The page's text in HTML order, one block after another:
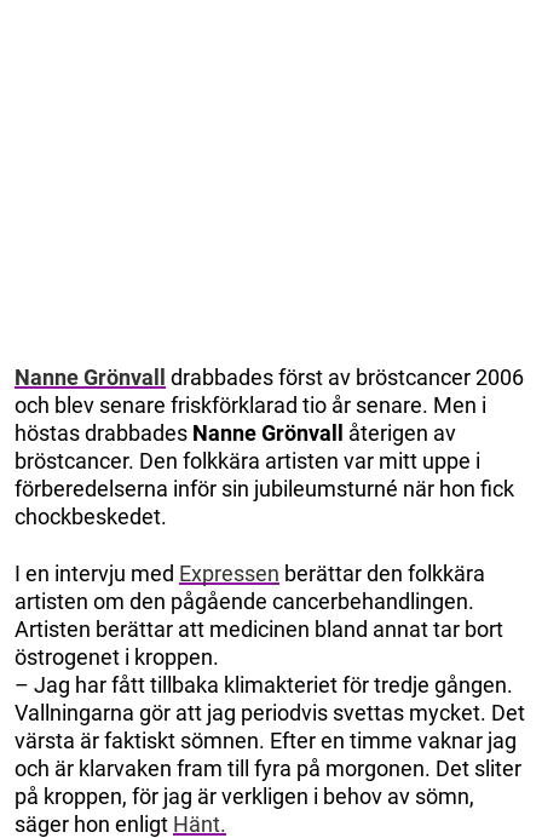
Nanne Grönvall
drabbades först av bröstcancer 2006
och blev senare friskförklarad tio år senare. Men i
höstas drabbades Nanne Grönvall
återigen av
bröstcancer. Den folkkära artisten var mitt uppe i
förberedelserna inför sin jubileumsturné när hon fick
chockbeskedet.
I en intervju med Expressen berättar den folkkära
artisten om den pågående cancerbehandlingen.
Artisten berättar att medicinen bland annat tar bort
östrogenet i kroppen.
– Jag har fått tillbaka klimakteriet för tredje gången.
Vallningarna gör att jag periodvis svettas mycket. Det
värsta är faktiskt sömnen. Efter en timme vaknar jag
och är klarvaken fram till fyra på morgonen. Det sliter
på kroppen, för jag är verkligen i behov av sömn,
säger hon enligt Hänt.